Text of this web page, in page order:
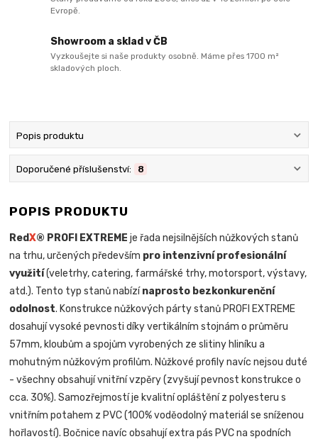
Evropě.
Showroom a sklad v ČB
Vyzkoušejte si naše produkty osobně. Máme přes 1700 m²
skladových ploch.
Popis produktu
Doporučené příslušenství: 8
POPIS PRODUKTU
RedX® PROFI EXTREME je řada nejsilnějších nůžkových stanů
na trhu, určených především pro intenzivní profesionální
využití(veletrhy, catering, farmářské trhy, motorsport, výstavy,
atd.). Tento typ stanů nabízínaprosto bezkonkurenční
odolnost. Konstrukce nůžkových párty stanů PROFI EXTREME
dosahují vysoké pevnosti díky vertikálním stojnám o průměru
57mm, kloubům a spojům vyrobených ze slitiny hliníku a
mohutným nůžkovým profilům. Nůžkové profily navíc nejsou duté
- všechny obsahují vnitřní vzpěry (zvyšují pevnost konstrukce o
cca. 30%). Samozřejmostí je kvalitní opláštění z polyesteru s
vnitřním potahem z PVC (100% voděodolný materiál se sníženou
hořlavostí). Bočnice navíc obsahují extra pás PVC na spodních